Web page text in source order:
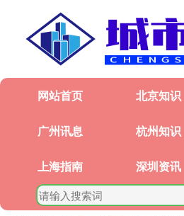
网站首页 北京知识
广州讯息 杭州知识
上海指南 深圳资讯